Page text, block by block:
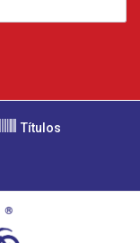
Títulos